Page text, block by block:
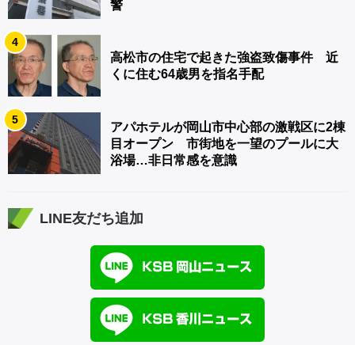
警
4
高松市の住宅で起きた強盗致傷事件 近
くに住む64歳男を指名手配
5
アパホテルが岡山市中心部の激戦区に2棟
目オープン 市街地を一望のプールに大
浴場…非日常感を意識
LINE友だち追加